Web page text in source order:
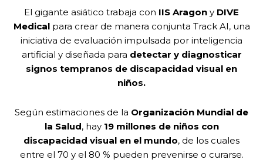
El gigante asiático trabaja con IIS Aragon y DIVE
Medicalpara crear de manera conjunta Track AI, una
iniciativa de evaluación impulsada por inteligencia
artificial y diseñada para detectar y diagnosticar
signos tempranos de discapacidad visual en
niños.
Según estimaciones de la Organización Mundial de
la Salud, hay 19 millones de niños con
discapacidad visual en el mundo, de los cuales
entre el 70 y el 80 % pueden prevenirse o curarse.